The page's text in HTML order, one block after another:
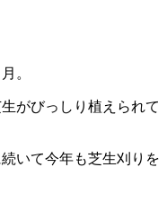
。
がびっしり植えられて
いて今年も芝生刈りを